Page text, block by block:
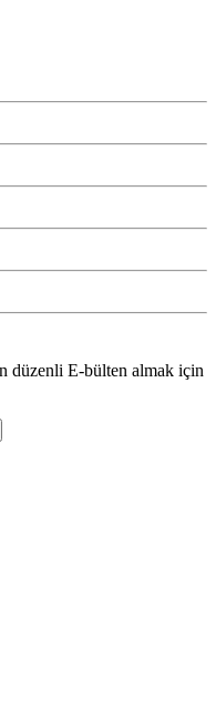
düzenli E-bülten almak için